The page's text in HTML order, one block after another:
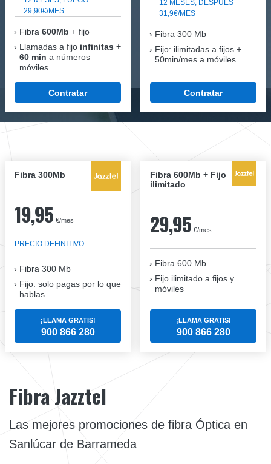
29,90€/MES
Fibra 600Mb + fijo
Llamadas a fijo infinitas +
60 min a números
móviles
Contratar
12 MESES, DESPUÉS
31,9€/MES
Fibra 300 Mb
Fijo: ilimitadas a fijos +
50min/mes a móviles
Contratar
Fibra 300Mb
19,95 €/mes
PRECIO DEFINITIVO
Fibra 300 Mb
Fijo: solo pagas por lo que
hablas
¡LLAMA GRATIS!
900 866 280
Fibra 600Mb + Fijo
ilimitado
29,95 €/mes
Fibra 600 Mb
Fijo ilimitado a fijos y
móviles
¡LLAMA GRATIS!
900 866 280
Fibra Jazztel
Las mejores promociones de fibra Óptica en
Sanlúcar de Barrameda